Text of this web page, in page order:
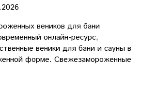
веников для бани
онлайн-ресурс,
веники для бани и сауны в
форме. Свежезамороженные